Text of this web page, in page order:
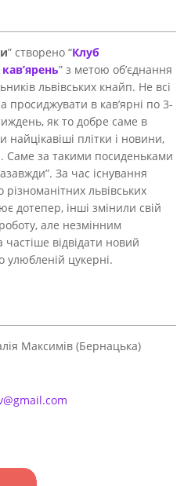
” створено “Клуб
” з метою об’єднання
львівських кнайп. Не всі
просиджувати в кав’ярні по 3-
як то добре саме в
найцікавіші плітки і новини,
Саме за такими посиденьками
За час існування
різноманітних львівських
дотепер, інші змінили свій
але незмінним
відвідати новий
улюбленій цукерні.
Максимів (Бернацька)